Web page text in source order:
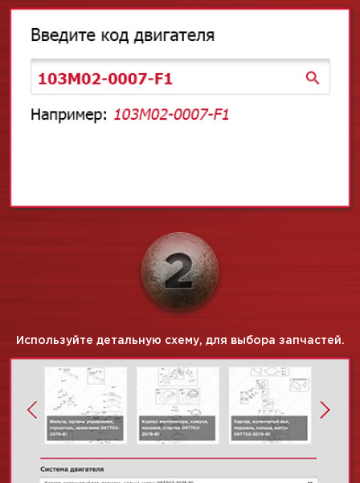
Используйте детальную схему, для выбора запчастей.